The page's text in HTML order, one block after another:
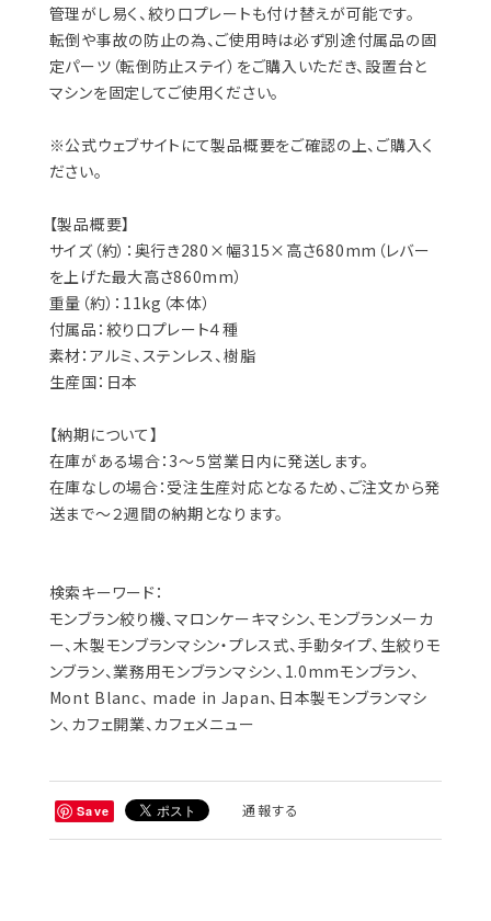
管理がし易く、絞り口プレートも付け替えが可能です。
転倒や事故の防止の為、ご使用時は必ず別途付属品の固
定パーツ（転倒防止ステイ）をご購入いただき、設置台と
マシンを固定してご使用ください。
※公式ウェブサイトにて製品概要をご確認の上、ご購入く
ださい。
【製品概要】
サイズ（約）：奥行き280×幅315×高さ680mm（レバー
を上げた最大高さ860mm）
重量（約）：11kg（本体）
付属品：絞り口プレート４種
素材：アルミ、ステンレス、樹脂
生産国：日本
【納期について】
在庫がある場合：3～５営業日内に発送します。
在庫なしの場合：受注生産対応となるため、ご注文から発
送まで～２週間の納期となります。
検索キーワード：
モンブラン絞り機、マロンケーキマシン、モンブランメーカ
ー、木製モンブランマシン・プレス式、手動タイプ、生絞りモ
ンブラン、業務用モンブランマシン、1.0mmモンブラン、
Mont Blanc、 made in Japan、日本製モンブランマシ
ン、カフェ開業、カフェメニュー
Save 通報する